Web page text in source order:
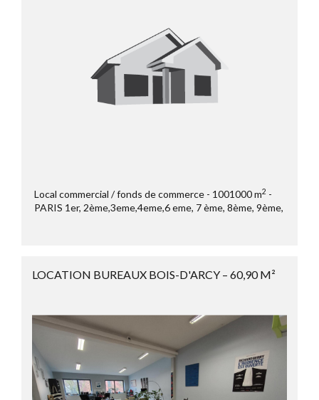
Local commercial / fonds de commerce 1001000 m2
PARIS 1er, 2ème,3eme,4eme,6 eme, 7 ème, 8ème, 9ème,
LOCATION BUREAUX BOIS-D'ARCY – 60,90 M²